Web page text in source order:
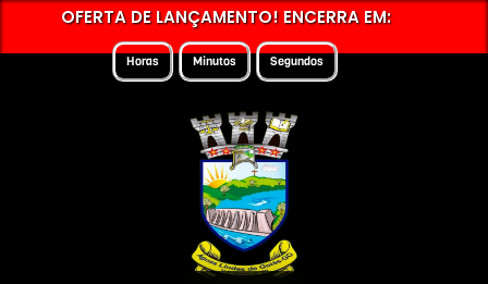
OFERTA DE LANÇAMENTO! ENCERRA EM:
Horas Minutos Segundos